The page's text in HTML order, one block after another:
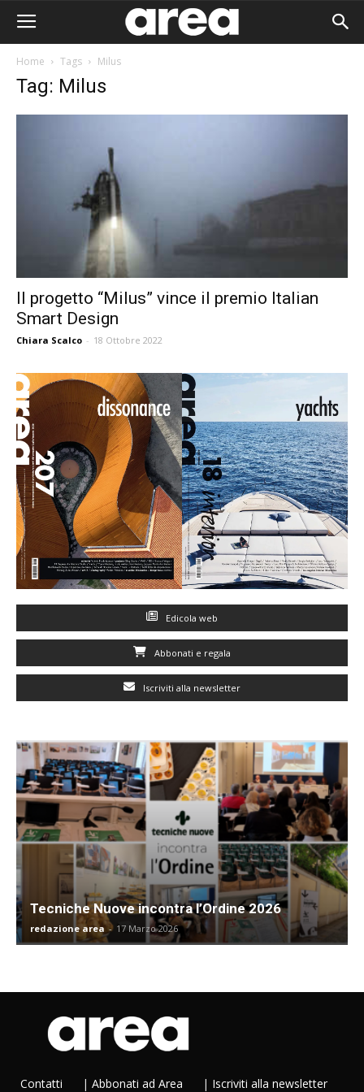
Home Tags Milus
Tag: Milus
Il progetto “Milus” vince il premio Italian
Smart Design
Chiara Scalco - 18 Ottobre 2022
Edicola web
Abbonati e regala
Iscriviti alla newsletter
Tecniche Nuove incontra l’Ordine 2026
redazione area - 17 Marzo 2026
Contatti | Abbonati ad Area | Iscriviti alla newsletter